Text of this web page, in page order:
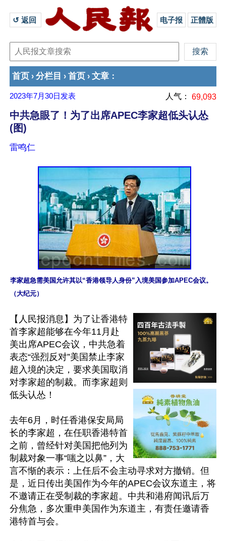
↺ 返回 电子报 正體版
首页 › 分栏目 › 首页 › 文章 ：
2023年7月30日 发表 人气： 69,093
中共急眼了！为了出席APEC李家超低头认怂
(图)
雷鸣仁
李家超急需美国允许其以“香港领导人身份”入境美国参加APEC会议。
（大纪元）
【人民报消息】为了让香港特
首李家超能够在今年11月赴
美出席APEC会议，中共急着
表态“强烈反对”美国禁止李家
超入境的决定，要求美国取消
对李家超的制裁。而李家超则
低头认怂！
去年6月，时任香港保安局局
长的李家超，在任职香港特首
之前，曾经针对美国把他列为
制裁对象一事“嗤之以鼻”，大
言不惭的表示：上任后不会主动寻求对方撤销。但
是，近日传出美国作为今年的APEC会议东道主，将
不邀请正在受制裁的李家超。中共和港府闻讯后万
分焦急，多次重申美国作为东道主，有责任邀请香
港特首与会。